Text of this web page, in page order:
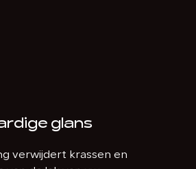
glans
verwijdert krassen en